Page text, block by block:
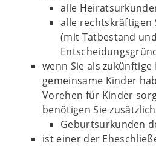
alle
alle rechtskräftigen
(mit Tatbestand und
wenn Sie als zukünftige
gemeinsame Kinder
Vorehen für Kinder
benötigen Sie
Geburtsurkunden
ist einer der